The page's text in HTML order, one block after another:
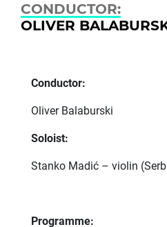
CONDUCTOR:
OLIVER
Conductor:
Oliver Balaburski
Soloist:
Stanko Madić – violin
Programme: